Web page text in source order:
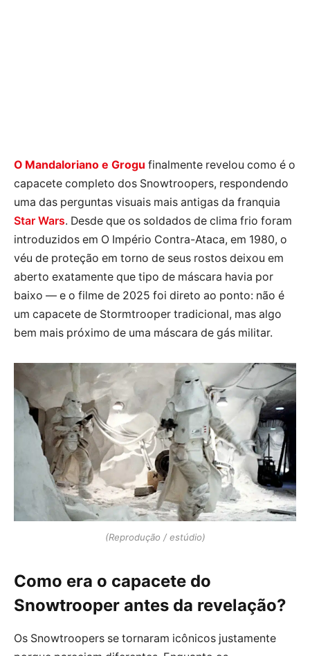
O Mandaloriano e Grogu finalmente revelou como é o
capacete completo dos Snowtroopers, respondendo
uma das perguntas visuais mais antigas da franquia
Star Wars. Desde que os soldados de clima frio foram
introduzidos em O Império Contra-Ataca, em 1980, o
véu de proteção em torno de seus rostos deixou em
aberto exatamente que tipo de máscara havia por
baixo — e o filme de 2025 foi direto ao ponto: não é
um capacete de Stormtrooper tradicional, mas algo
bem mais próximo de uma máscara de gás militar.
(Reprodução / estúdio)
Como era o capacete do
Snowtrooper antes da revelação?
Os Snowtroopers se tornaram icônicos justamente